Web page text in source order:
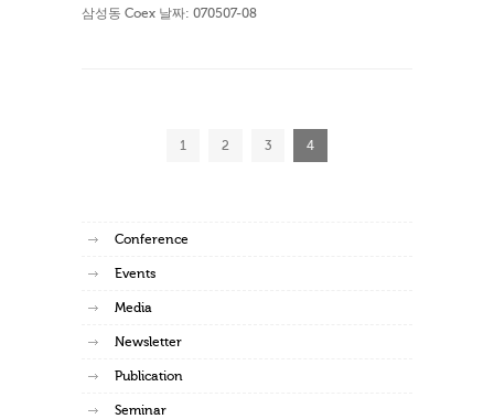
삼성동 Coex 날짜: 070507-08
1 2 3 4
Conference
Events
Media
Newsletter
Publication
Seminar